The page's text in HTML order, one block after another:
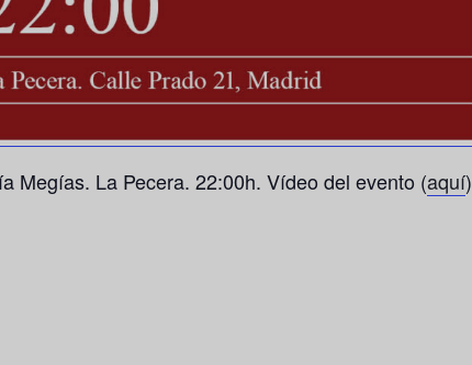
Megías. La Pecera. 22:00h. Vídeo del evento (aquí)